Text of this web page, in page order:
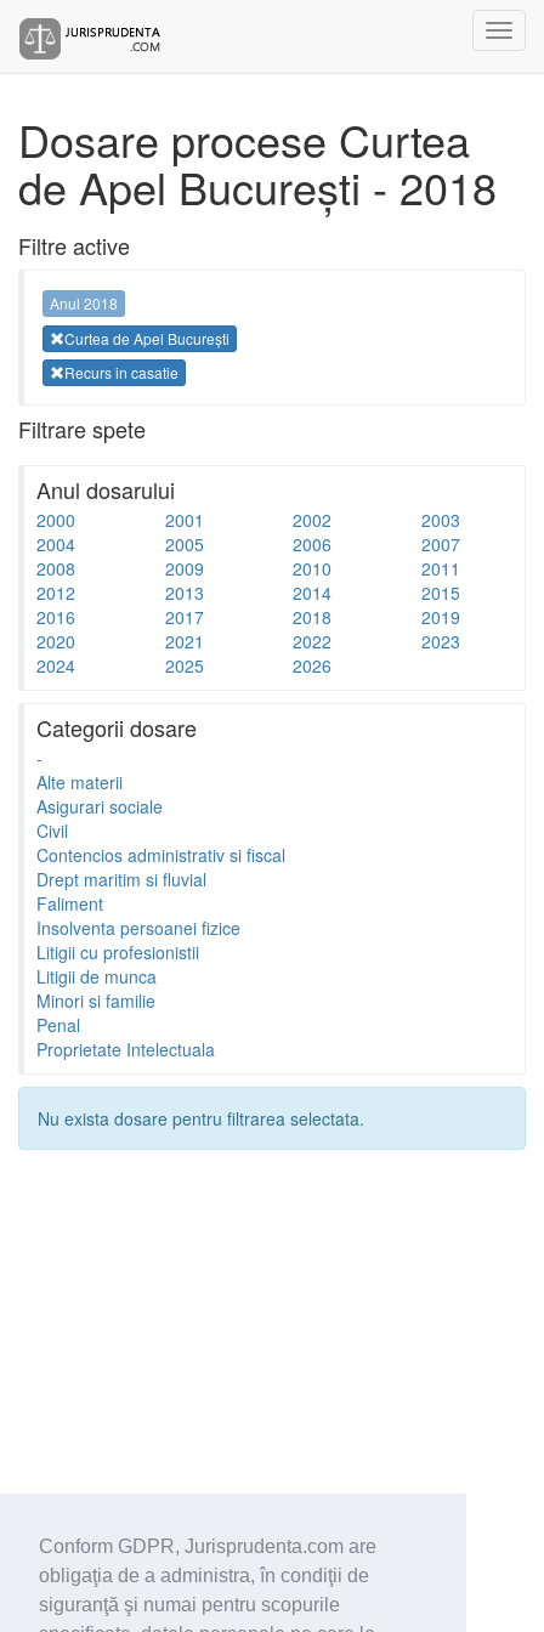
Conform GDPR, Jurisprudenta.com are
obligaţia de a administra, în condiţii de
siguranţă şi numai pentru scopurile
Dosare procese Curtea
de Apel București - 2018
Filtre active
Anul 2018
Curtea de Apel București
Recurs in casatie
Filtrare spete
Anul dosarului
2000 2001 2002
2003
2004
2005 2006
2007
2008
2009 2010
2011
2012
2013 2014
2015
2016
2017 2018
2019
2020
2021 2022
2023
2024
2025 2026
Categorii dosare
-
Alte materii
Asigurari sociale
Civil
Contencios administrativ si fiscal
Drept maritim si fluvial
Faliment
Insolventa persoanei fizice
Litigii cu profesionistii
Litigii de munca
Minori si familie
Penal
Proprietate Intelectuala
Nu exista dosare pentru filtrarea selectata.